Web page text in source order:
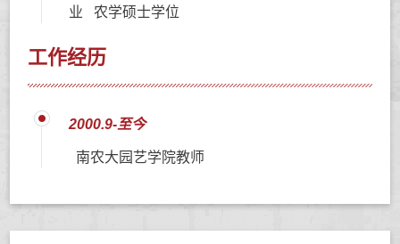
业 农学硕士学位
工作经历
2000.9-至今
南农大园艺学院教师